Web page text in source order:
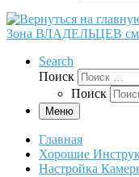
Зона ВЛАДЕЛЬЦЕВ
Search
Поиск
Поиск
Меню
Главная
Хорошие
Настройка